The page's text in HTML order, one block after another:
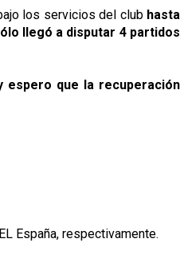
los servicios del club hasta
llegó a disputar 4 partidos
espero que la recuperación
España, respectivamente.